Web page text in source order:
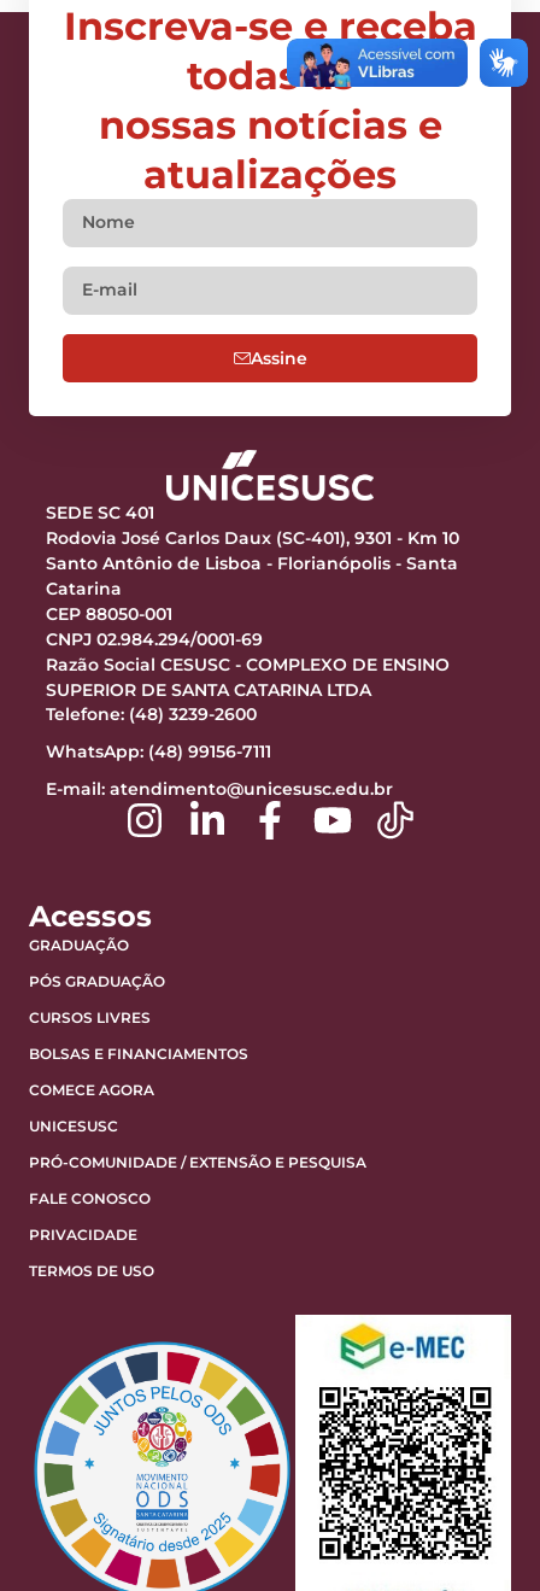
Inscreva-se e receba
todas as
nossas notícias e
atualizações
Assine
SEDE SC 401
Rodovia José Carlos Daux (SC-401), 9301 - Km 10
Santo Antônio de Lisboa - Florianópolis - Santa
Catarina
CEP 88050-001
CNPJ 02.984.294/0001-69
Razão Social CESUSC - COMPLEXO DE ENSINO
SUPERIOR DE SANTA CATARINA LTDA
Telefone: (48) 3239-2600
WhatsApp: (48) 99156-7111
E-mail: atendimento@unicesusc.edu.br
Acessos
GRADUAÇÃO
PÓS GRADUAÇÃO
CURSOS LIVRES
BOLSAS E FINANCIAMENTOS
COMECE AGORA
UNICESUSC
PRÓ-COMUNIDADE / EXTENSÃO E PESQUISA
FALE CONOSCO
PRIVACIDADE
TERMOS DE USO